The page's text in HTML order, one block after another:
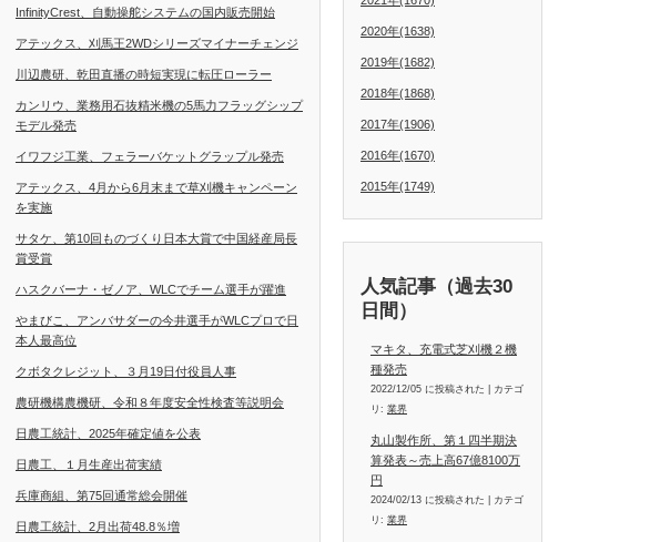
InfinityCrest、自動操舵システムの国内販売開始
アテックス、刈馬王2WDシリーズマイナーチェンジ
川辺農研、乾田直播の時短実現に転圧ローラー
カンリウ、業務用石抜精米機の5馬力フラッグシップ
モデル発売
イワフジ工業、フェラーバケットグラップル発売
アテックス、4月から6月末まで草刈機キャンペーン
を実施
サタケ、第10回ものづくり日本大賞で中国経産局長
賞受賞
ハスクバーナ・ゼノア、WLCでチーム選手が躍進
やまびこ、アンバサダーの今井選手がWLCプロで日
本人最高位
クボタクレジット、３月19日付役員人事
農研機構農機研、令和８年度安全性検査等説明会
日農工統計、2025年確定値を公表
日農工、１月生産出荷実績
兵庫商組、第75回通常総会開催
日農工統計、2月出荷48.8％増
2020年(1638)
2019年(1682)
2018年(1868)
2017年(1906)
2016年(1670)
2015年(1749)
人気記事（過去30
日間）
マキタ、充電式芝刈機２機
種発売
2022/12/05 に投稿された
カテゴ
リ: 業界
丸山製作所、第１四半期決
算発表～売上高67億8100万
円
2024/02/13 に投稿された
カテゴ
リ: 業界